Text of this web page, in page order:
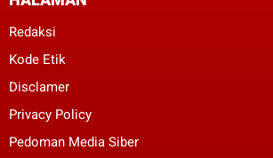
Redaksi
Kode Etik
Disclamer
Privacy Policy
Pedoman Media Siber